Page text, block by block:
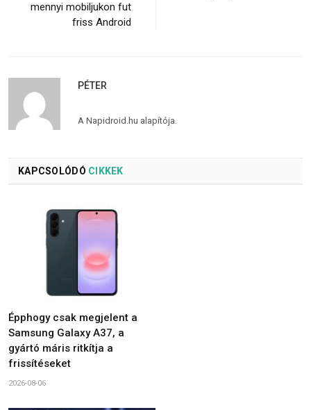
mennyi mobiljukon fut
friss Android
PÉTER
A Napidroid.hu alapítója.
KAPCSOLÓDÓ CIKKEK
Épphogy csak megjelent a
Samsung Galaxy A37, a
gyártó máris ritkítja a
frissítéseket
2026-08-06